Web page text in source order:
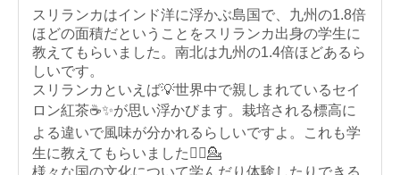
スリランカはインド洋に浮かぶ島国で、九州の1.8倍
ほどの面積だということをスリランカ出身の学生に
教えてもらいました。南北は九州の1.4倍ほどあるら
しいです。
スリランカといえば💡世界中で親しまれているセイ
ロン紅茶☕️✨が思い浮かびます。栽培される標高に
よる違いで風味が分かれるらしいですよ。これも学
生に教えてもらいました💁‍♂️💁
様々な国の文化について学んだり体験したりできる